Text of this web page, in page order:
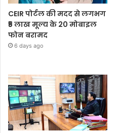
CEIR पोर्टल की मदद से लगभग
₹5 लाख मूल्य के 20 मोबाइल
फोन बरामद
6 days ago